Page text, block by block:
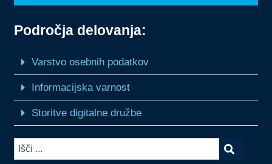
Področja delovanja:
Varstvo osebnih podatkov
Informacijska varnost
Storitve digitalne družbe